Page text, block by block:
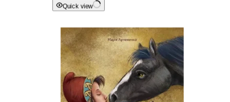
Quick view